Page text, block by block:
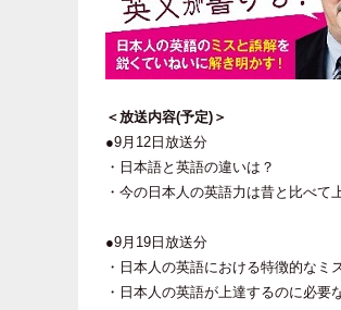
＜放送内容(予定)＞
●9月12日放送分
・日本語と英語の違いは？
・今の日本人の英語力は昔と比べて
●9月19日放送分
・日本人の英語における特徴的なミ
・日本人の英語が上達するのに必要